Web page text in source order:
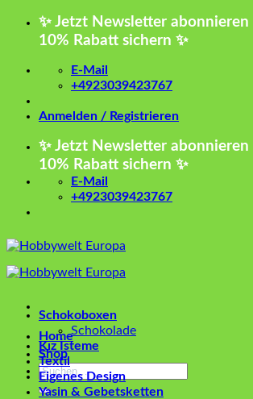
Zum
✨ Jetzt Newsletter
10% Rabatt sichern ✨
E-Mail
+4923039423767
Anmelden / Registrieren
✨ Jetzt Newsletter
10% Rabatt sichern ✨
E-Mail
+4923039423767
Home
Shop
Suchen
nach:
Schokoboxen
Schokolade
Kız İsteme
Textil
Eigenes Design
Yasin & Gebetsketten